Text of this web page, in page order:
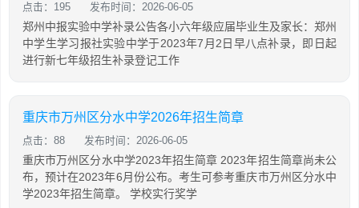
点击：195 发布时间：2026-06-05
郑州中报实验中学补录公告各小六年级应届毕业生及家长：郑州
中学生学习报社实验中学于2023年7月2日早八点补录，即日起
进行新七年级招生补录登记工作
重庆市万州区分水中学2026年招生简章
点击：88 发布时间：2026-06-05
重庆市万州区分水中学2023年招生简章 2023年招生简章尚未公
布，预计在2023年6月份公布。考生可参考重庆市万州区分水中
学2023年招生简章。 学校实行奖学